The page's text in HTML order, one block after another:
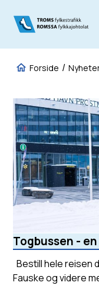
Du er her:
Forside
Togbussen -
Bestill hele reisen
Fauske og videre